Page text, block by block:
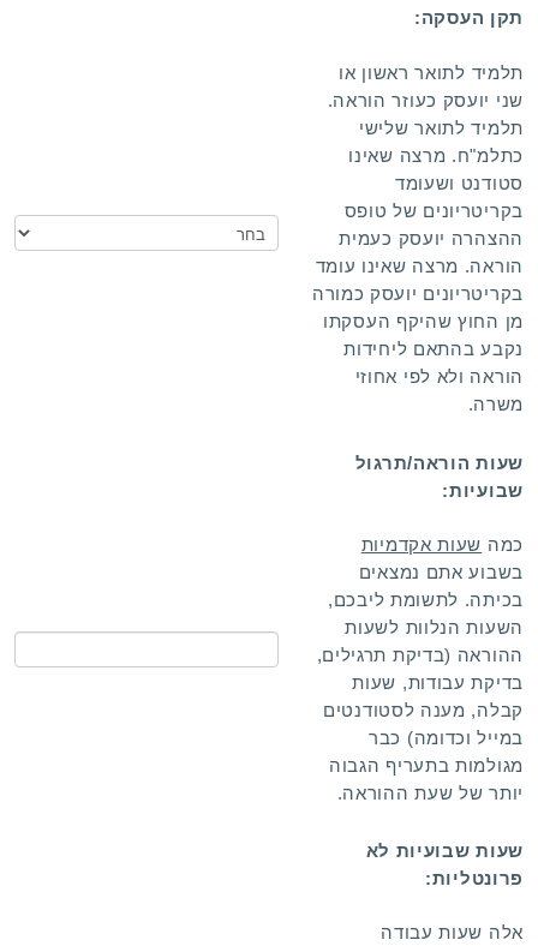
תקן העסקה:
תלמיד לתואר ראשון או
שני יועסק כעוזר הוראה.
תלמיד לתואר שלישי
כתלמ"ח. מרצה שאינו
סטודנט ושעומד
בקריטריונים של טופס
ההצהרה יועסק כעמית
הוראה. מרצה שאינו עומד
בקריטריונים יועסק כמורה
מן החוץ שהיקף העסקתו
נקבע בהתאם ליחידות
הוראה ולא לפי אחוזי
משרה.
שעות הוראה/תרגול
שבועיות:
כמה שעות אקדמיות
בשבוע אתם נמצאים
בכיתה. לתשומת ליבכם,
השעות הנלוות לשעות
ההוראה (בדיקת תרגילים,
בדיקת עבודות, שעות
קבלה, מענה לסטודנטים
במייל וכדומה) כבר
מגולמות בתעריף הגבוה
יותר של שעת ההוראה.
שעות שבועיות לא
פרונטליות:
אלה שעות עבודה